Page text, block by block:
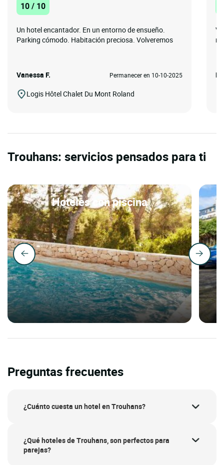
10 / 10
Un hotel encantador. En un entorno de ensueño.
Parking cómodo. Habitación preciosa. Volveremos
Vanessa F. Permanecer en 10-10-2025
Logis Hôtel Chalet Du Mont Roland
Trouhans: servicios pensados para ti
Hoteles con piscina
Preguntas frecuentes
¿Cuánto cuesta un hotel en Trouhans?
¿Qué hoteles de Trouhans, son perfectos para
parejas?